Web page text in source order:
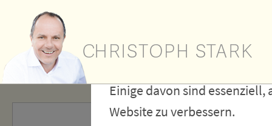
Wir
Cookies
Einige davon sind
Website zu verbessern.